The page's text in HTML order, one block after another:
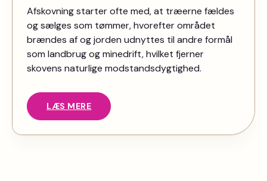
Afskovning starter ofte med, at træerne fældes
og sælges som tømmer, hvorefter området
brændes af og jorden udnyttes til andre formål
som landbrug og minedrift, hvilket fjerner
skovens naturlige modstandsdygtighed.
LÆS MERE